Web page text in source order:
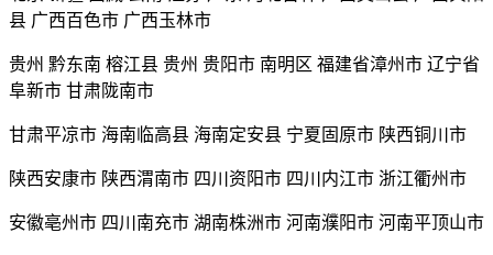
县 广西百色市 广西玉林市
贵州 黔东南 榕江县 贵州 贵阳市 南明区 福建省漳州市 辽宁省
阜新市 甘肃陇南市
甘肃平凉市 海南临高县 海南定安县 宁夏固原市 陕西铜川市
陕西安康市 陕西渭南市 四川资阳市 四川内江市 浙江衢州市
安徽亳州市 四川南充市 湖南株洲市 河南濮阳市 河南平顶山市